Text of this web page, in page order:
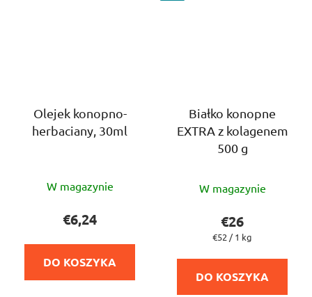
Olejek konopno-
herbaciany, 30ml
ocena
produktu
wynosi
na
W magazynie
€6,24
DO KOSZYKA
Białko konopne
EXTRA z kolagenem
500 g
ocena
produktu
wynosi
na
W magazynie
€26
Cena
€52 / 1 kg
DO KOSZYKA